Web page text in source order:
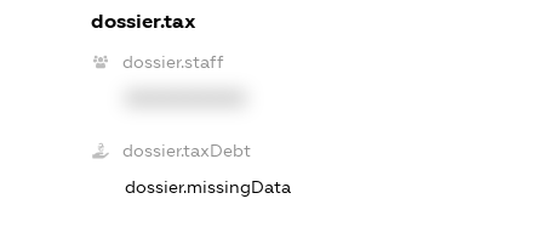
dossier.tax
dossier.staff
dossier.taxDebt
dossier.missingData